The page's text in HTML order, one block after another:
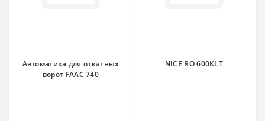
Автоматика для откатных
ворот FAAC 740
NICE RO 600KLT